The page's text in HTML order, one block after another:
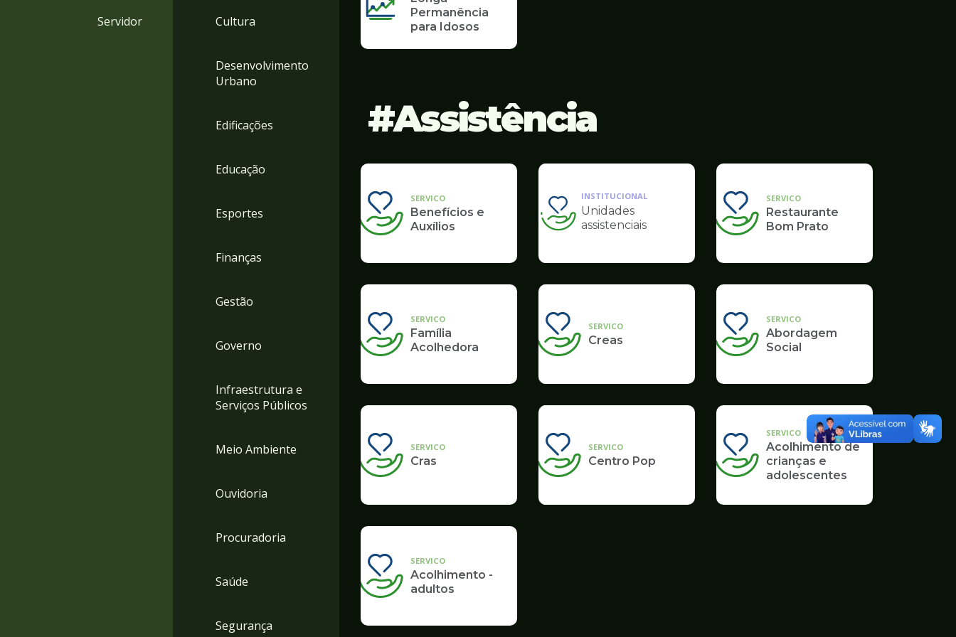
Servidor Cultura
Desenvolvimento
Urbano
Edificações
Educação
Esportes
Finanças
Gestão
Governo
Infraestrutura e
Serviços Públicos
Meio Ambiente
Ouvidoria
Procuradoria
Saúde
Segurança
Permanência
para Idosos
Assistência
SERVICO
Benefícios e
Auxílios
Ilustração
da
de
Assistência
INSTITUCIONAL
Unidades
assistenciais
SERVICO
Restaurante
Bom Prato
SERVICO
Família
Acolhedora
SERVICO
Creas
SERVICO
Abordagem
Social
SERVICO
Cras
SERVICO
Centro Pop
SERVICO
Acolhimento de
crianças e
adolescentes
SERVICO
Acolhimento -
adultos